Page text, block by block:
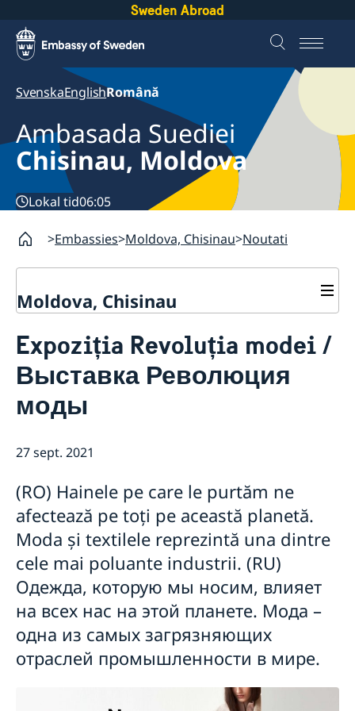
Sweden Abroad
SvenskaEnglishRomână
Ambasada Suediei
Chisinau, Moldova
Lokal tid06:05
Embassies Moldova, Chisinau Noutati
Moldova, Chisinau
Despre noi
GDPR Data Protection Policy
Cooperare pentru dezvoltare
Noutati
Expoziția Revoluția modei /
Выставка Революция
моды
27 sept. 2021
(RO) Hainele pe care le purtăm ne
afectează pe toți pe această planetă.
Moda și textilele reprezintă una dintre
cele mai poluante industrii. (RU)
Одежда, которую мы носим, влияет
на всех нас на этой планете. Мода –
одна из самых загрязняющих
отраслей промышленности в мире.